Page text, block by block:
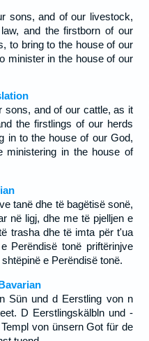
sons, and of our livestock,
and the firstborn of our
to bring to the house of our
minister in the house of our
sons, and of our cattle, as it
the firstlings of our herds
in to the house of our God,
ministering in the house of
tanë dhe të bagëtisë sonë,
në ligj, dhe me të pjelljen e
trasha dhe të imta për t'ua
Perëndisë tonë priftërinjve
e Perëndisë tonë.
Sün und d Eerstling von n
D Eerstlingskälbln und -
von ünsern Got für de